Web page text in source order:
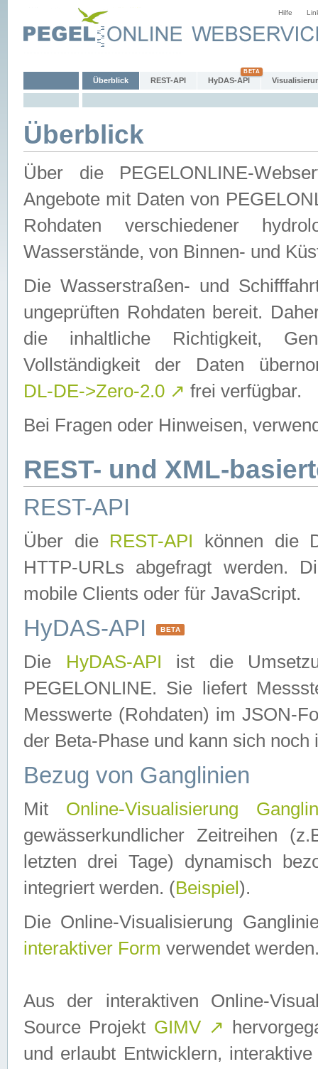
Hilfe
Überblick REST-API HyDAS-API
Überblick
Über die PEGELONLINE-
Angebote mit Daten von
Rohdaten verschiedener
Wasserstände, von Binnen- und
Die Wasserstraßen- und
ungeprüften Rohdaten bereit.
die inhaltliche Richtigkeit,
Vollständigkeit der Daten
DL-DE->Zero-2.0 ↗ frei verfügbar.
Bei Fragen oder Hinweisen,
REST- und XML-
REST-API
Über die REST-API können die
HTTP-URLs abgefragt werden.
mobile Clients oder für JavaScript.
HyDAS-API BETA
Die HyDAS-API ist die
PEGELONLINE. Sie liefert
Messwerte (Rohdaten) im JSON-
der Beta-Phase und kann sich noch
Bezug von Ganglinien
Mit Online-Visualisierung
gewässerkundlicher Zeitreihen
letzten drei Tage) dynamisch
integriert werden. (Beispiel ).
Die Online-Visualisierung
interaktiver Form verwendet
Aus der interaktiven Online-
Source Projekt GIMV ↗
und erlaubt Entwicklern,